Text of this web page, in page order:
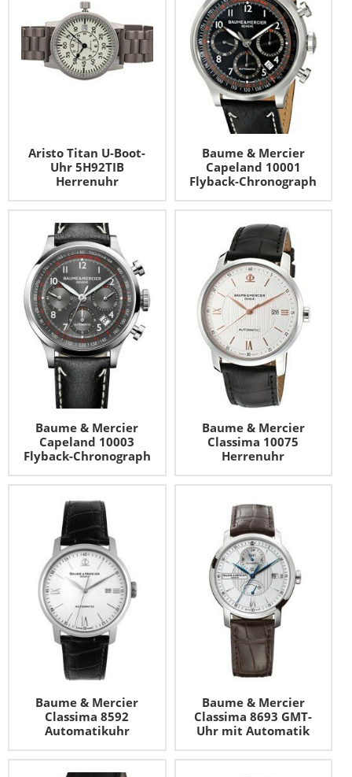
Aristo Titan U-Boot-
Uhr 5H92TIB
Herrenuhr
Baume & Mercier
Capeland 10001
Flyback-Chronograph
Baume & Mercier
Capeland 10003
Flyback-Chronograph
Baume & Mercier
Classima 10075
Herrenuhr
Baume & Mercier
Classima 8592
Automatikuhr
Baume & Mercier
Classima 8693 GMT-
Uhr mit Automatik